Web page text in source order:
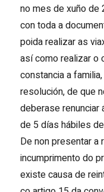
no mes de xuño de
con toda a
poida realizar as
así como realizar o
constancia a
resolución, de que
deberase renunciar
de 5 días hábiles
De non presentar a
incumprimento do
existe causa de